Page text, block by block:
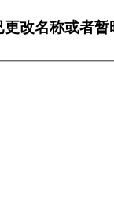
改名称或者暂